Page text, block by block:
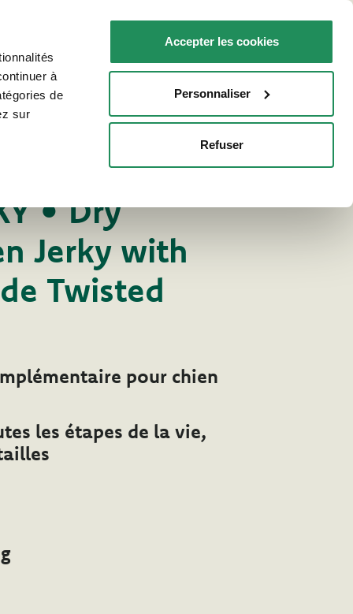
à
de
sur
Accepter les cookies
Personnaliser
Refuser
Nous contacter FR
VOTRE CHAT POINTS DE VENTE
• Dry
Jerky with
Twisted
pour chien
les étapes de la vie,